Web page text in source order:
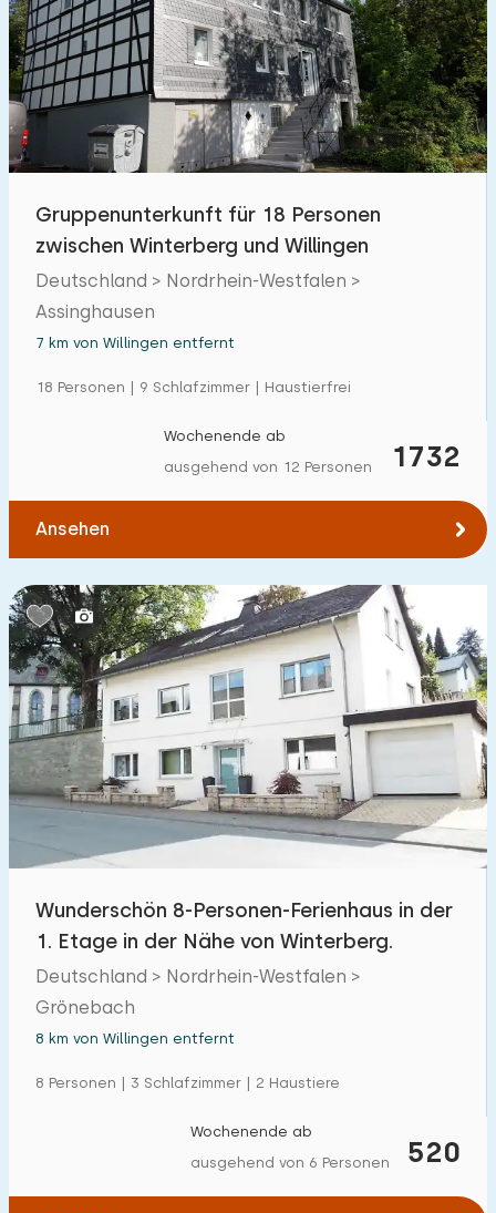
Gruppenunterkunft für 18 Personen
zwischen Winterberg und Willingen
Deutschland > Nordrhein-Westfalen >
Assinghausen
7 km von Willingen entfernt
18 Personen | 9 Schlafzimmer | Haustierfrei
1732
Wochenende ab
ausgehend von 12 Personen
Ansehen
Wunderschön 8-Personen-Ferienhaus in der
1. Etage in der Nähe von Winterberg.
Deutschland > Nordrhein-Westfalen >
Grönebach
8 km von Willingen entfernt
8 Personen | 3 Schlafzimmer | 2 Haustiere
520
Wochenende ab
ausgehend von 6 Personen